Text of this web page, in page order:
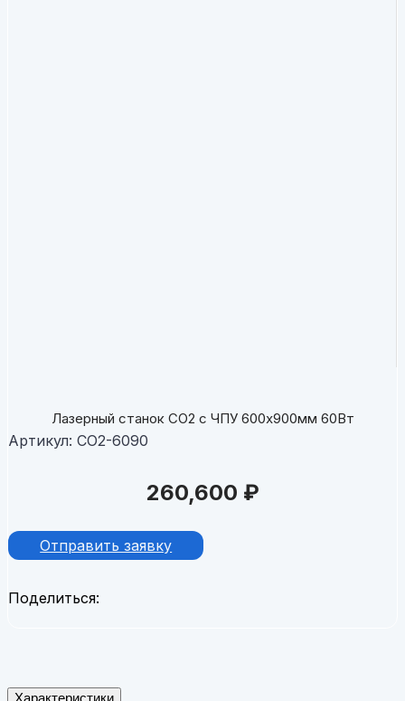
Лазерный станок CO2 c ЧПУ 600х900мм 60Вт
Артикул: CO2-6090
260,600 ₽
Отправить заявку
Поделиться:
Характеристики